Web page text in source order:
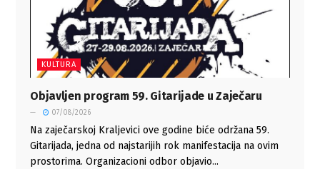
KULTURA
Objavljen program 59. Gitarijade u Zaječaru
07/08/2026
Na zaječarskoj Kraljevici ove godine biće održana 59.
Gitarijada, jedna od najstarijih rok manifestacija na ovim
prostorima. Organizacioni odbor objavio...